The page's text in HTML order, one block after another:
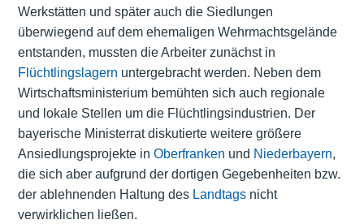
Werkstätten und später auch die Siedlungen
überwiegend auf dem ehemaligen Wehrmachtsgelände
entstanden, mussten die Arbeiter zunächst in
Flüchtlingslagern untergebracht werden. Neben dem
Wirtschaftsministerium bemühten sich auch regionale
und lokale Stellen um die Flüchtlingsindustrien. Der
bayerische Ministerratdiskutierte weitere größere
Ansiedlungsprojekte in Oberfranken und Niederbayern,
die sich aber aufgrund der dortigen Gegebenheiten bzw.
der ablehnenden Haltung des Landtagsnicht
verwirklichen ließen.